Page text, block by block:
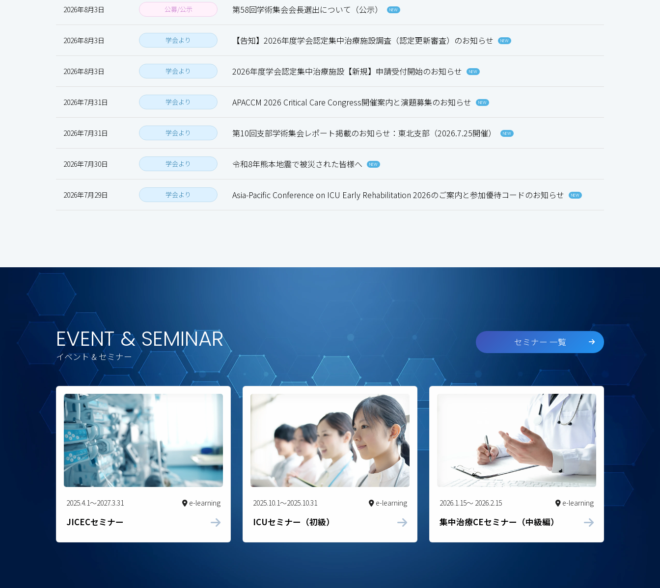
2026年8月3日 公募/公示 第58回学術集会会長選出について（公示） NEW
2026年8月3日 学会より 【告知】2026年度学会認定集中治療施設調査（認定更新審査）のお知らせ NEW
2026年8月3日 学会より 2026年度学会認定集中治療施設【新規】申請受付開始のお知らせ NEW
2026年7月31日 学会より APACCM 2026 Critical Care Congress開催案内と演題募集のお知らせ NEW
2026年7月31日 学会より 第10回支部学術集会レポート掲載のお知らせ：東北支部（2026.7.25開催） NEW
2026年7月30日 学会より 令和8年熊本地震で被災された皆様へ NEW
2026年7月29日 学会より Asia-Pacific Conference on ICU Early Rehabilitation 2026のご案内と参加優待コードのお知らせ NEW
EVENT & SEMINAR
イベント & セミナー
セミナー 一覧
2025.4.1～2027.3.31 e-learning
JICECセミナー
2025.10.1～2025.10.31 e-learning
ICUセミナー（初級）
2026.1.15～ 2026.2.15 e-learning
集中治療CEセミナー（中級編）